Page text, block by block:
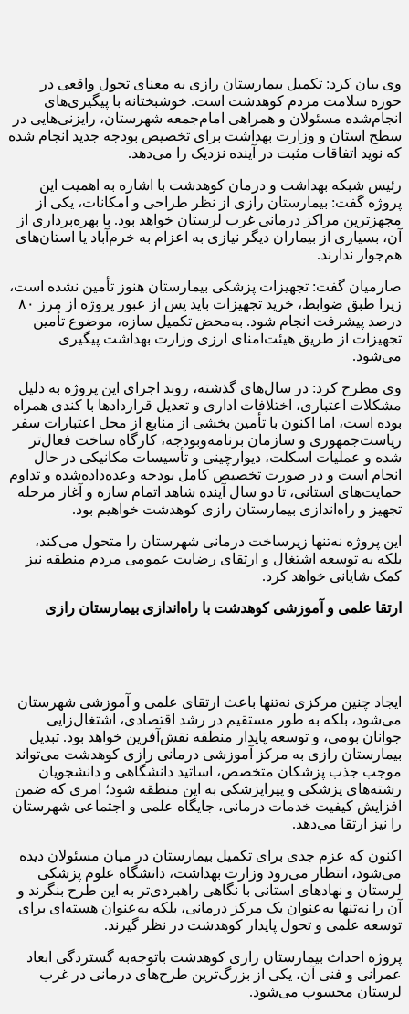
وی بیان کرد: تکمیل بیمارستان رازی به معنای تحول واقعی در
حوزه سلامت مردم کوهدشت است. خوشبختانه با پیگیری‌های
انجام‌شده مسئولان و همراهی امام‌جمعه شهرستان، رایزنی‌هایی در
سطح استان و وزارت بهداشت برای تخصیص بودجه جدید انجام شده
که نوید اتفاقات مثبت در آینده نزدیک را می‌دهد.
رئیس شبکه بهداشت و درمان کوهدشت با اشاره به اهمیت این
پروژه گفت: بیمارستان رازی از نظر طراحی و امکانات، یکی از
مجهزترین مراکز درمانی غرب لرستان خواهد بود. با بهره‌برداری از
آن، بسیاری از بیماران دیگر نیازی به اعزام به خرم‌آباد یا استان‌های
هم‌جوار ندارند.
صارمیان گفت: تجهیزات پزشکی بیمارستان هنوز تأمین نشده است،
زیرا طبق ضوابط، خرید تجهیزات باید پس از عبور پروژه از مرز ۸۰
درصد پیشرفت انجام شود. به‌محض تکمیل سازه، موضوع تأمین
تجهیزات از طریق هیئت‌امنای ارزی وزارت بهداشت پیگیری
می‌شود.
وی مطرح کرد: در سال‌های گذشته، روند اجرای این پروژه به دلیل
مشکلات اعتباری، اختلافات اداری و تعدیل قراردادها با کندی همراه
بوده است، اما اکنون با تأمین بخشی از منابع از محل اعتبارات سفر
ریاست‌جمهوری و سازمان برنامه‌وبودجه، کارگاه ساخت فعال‌تر
شده و عملیات اسکلت، دیوارچینی و تأسیسات مکانیکی در حال
انجام است و در صورت تخصیص کامل بودجه وعده‌داده‌شده و تداوم
حمایت‌های استانی، تا دو سال آینده شاهد اتمام سازه و آغاز مرحله
تجهیز و راه‌اندازی بیمارستان رازی کوهدشت خواهیم بود.
این پروژه نه‌تنها زیرساخت درمانی شهرستان را متحول می‌کند،
بلکه به توسعه اشتغال و ارتقای رضایت عمومی مردم منطقه نیز
کمک شایانی خواهد کرد.
ارتقا علمی و آموزشی کوهدشت با راه‌اندازی بیمارستان رازی
ایجاد چنین مرکزی نه‌تنها باعث ارتقای علمی و آموزشی شهرستان
می‌شود، بلکه به طور مستقیم در رشد اقتصادی، اشتغال‌زایی
جوانان بومی، و توسعه پایدار منطقه نقش‌آفرین خواهد بود. تبدیل
بیمارستان رازی به مرکز آموزشی درمانی رازی کوهدشت می‌تواند
موجب جذب پزشکان متخصص، اساتید دانشگاهی و دانشجویان
رشته‌های پزشکی و پیراپزشکی به این منطقه شود؛ امری که ضمن
افزایش کیفیت خدمات درمانی، جایگاه علمی و اجتماعی شهرستان
را نیز ارتقا می‌دهد.
اکنون که عزم جدی برای تکمیل بیمارستان در میان مسئولان دیده
می‌شود، انتظار می‌رود وزارت بهداشت، دانشگاه علوم پزشکی
لرستان و نهادهای استانی با نگاهی راهبردی‌تر به این طرح بنگرند و
آن را نه‌تنها به‌عنوان یک مرکز درمانی، بلکه به‌عنوان هسته‌ای برای
توسعه علمی و تحول پایدار کوهدشت در نظر گیرند.
پروژه احداث بیمارستان رازی کوهدشت باتوجه‌به گستردگی ابعاد
عمرانی و فنی آن، یکی از بزرگ‌ترین طرح‌های درمانی در غرب
لرستان محسوب می‌شود.